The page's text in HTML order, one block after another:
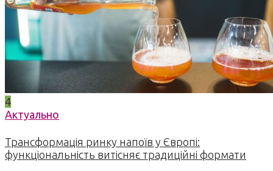
4
Актуально
Трансформація ринку напоїв у Європі:
функціональність витісняє традиційні формати